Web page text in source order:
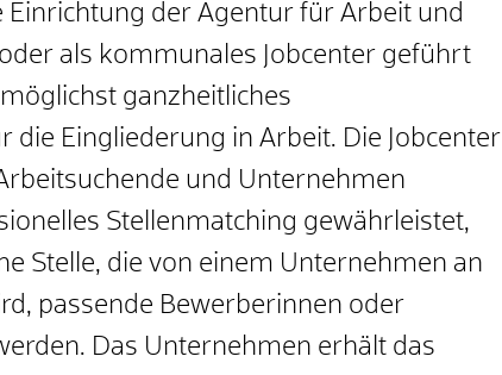
der Agentur für Arbeit und
als kommunales Jobcenter geführt
ganzheitliches
Eingliederung in Arbeit. Die Jobcenter
und Unternehmen
Stellenmatching gewährleistet,
Stelle, die von einem Unternehmen an
passende Bewerberinnen oder
Das Unternehmen erhält das